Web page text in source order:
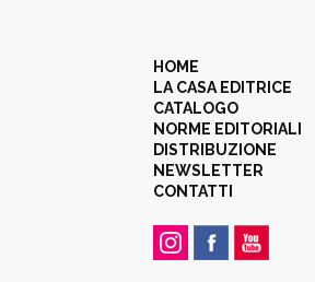
HOME
LA CASA EDITRICE
CATALOGO
NORME EDITORIALI
DISTRIBUZIONE
NEWSLETTER
CONTATTI